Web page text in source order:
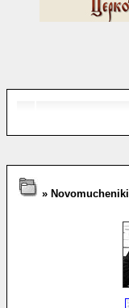
» Novomucheniki